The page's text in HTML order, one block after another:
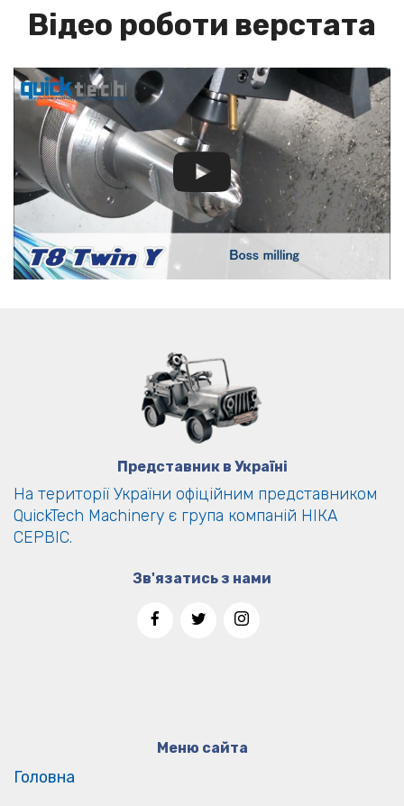
Відео роботи верстата
Представник в Україні
На території України офіційним представником
QuickTech Machinery є група компаній НІКА
СЕРВІС.
Зв'язатись з нами
Меню сайта
Головна